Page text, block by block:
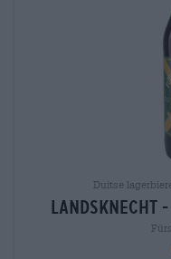
Duitse
landsknecht